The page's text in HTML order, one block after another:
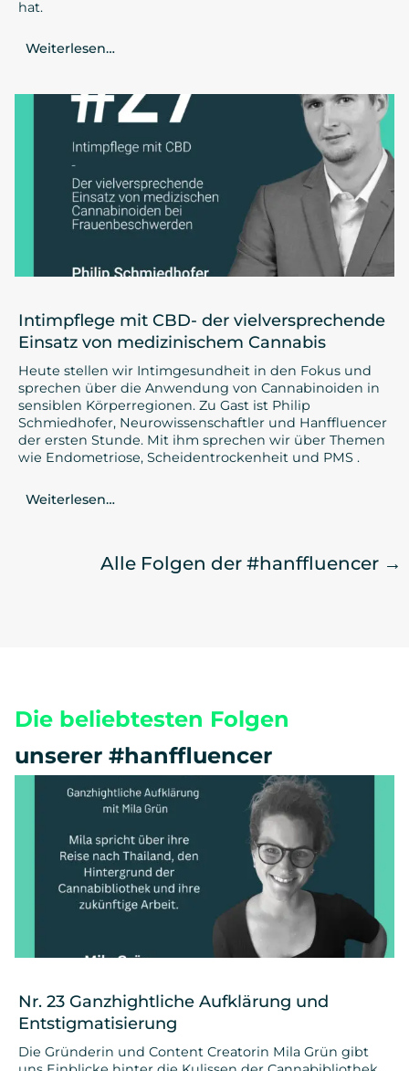
hat.
Weiterlesen…
Intimpflege mit CBD- der vielversprechende
Einsatz von medizinischem Cannabis
Heute stellen wir Intimgesundheit in den Fokus und
sprechen über die Anwendung von Cannabinoiden in
sensiblen Körperregionen. Zu Gast ist Philip
Schmiedhofer, Neurowissenschaftler und Hanffluencer
der ersten Stunde. Mit ihm sprechen wir über Themen
wie Endometriose, Scheidentrockenheit und PMS .
Weiterlesen…
Alle Folgen der #hanffluencer →
Die beliebtesten Folgen
unserer #hanffluencer
Nr. 23 Ganzhightliche Aufklärung und
Entstigmatisierung
Die Gründerin und Content Creatorin Mila Grün gibt